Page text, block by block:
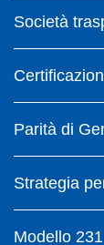
Società
Parità di
Strategia
Modello